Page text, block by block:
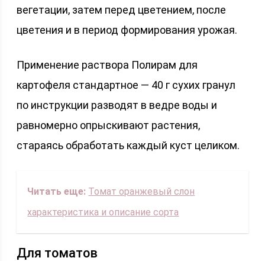
вегетации, затем перед цветением, после
цветения и в период формирования урожая.
Применение раствора Полирам для
картофеля стандартное — 40 г сухих гранул
по инструкции разводят в ведре воды и
равномерно опрыскивают растения,
стараясь обработать каждый куст целиком.
Читать еще: Томат оранжевый слон
характеристика и описание сорта
Для томатов